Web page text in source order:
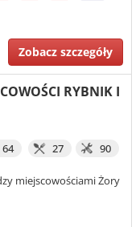
Zobacz szczegóły
RYBNIK I
64
27 90
miejscowościami Żory